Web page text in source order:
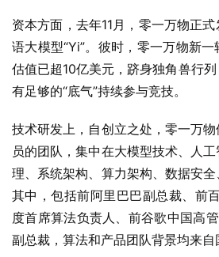
资本方面，去年11月，零一万物正
语大模型“Yi”。彼时，零一万物新一
估值已超10亿美元，跻身独角兽行
有足够的“底气”持续参与竞技。
技术研发上，自创立之处，零一万
员的团队，集中在大模型技术、人
理、系统架构、算力架构、数据安
其中，包括前阿里巴巴副总裁、前
度首席算法负责人、前谷歌中国高
副总裁，算法和产品团队背景均来自